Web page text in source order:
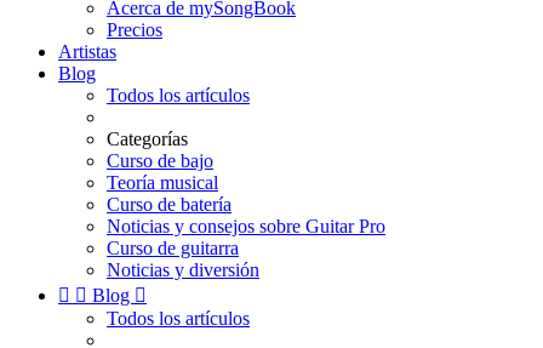
Acerca de mySongBook
Precios
Artistas
Blog
Todos los artículos
Categorías
Curso de bajo
Teoría musical
Curso de batería
Noticias y consejos sobre Guitar Pro
Curso de guitarra
Noticias y diversión
  Blog 
Todos los artículos